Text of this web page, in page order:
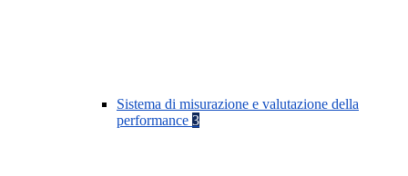
Sistema di misurazione e valutazione della
performance 3